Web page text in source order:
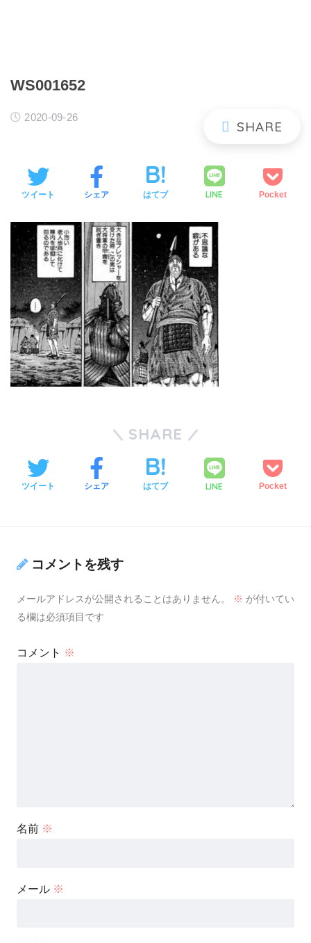
WS001652
2020-09-26
ツイート シェア はてブ LINE Pocket
SHARE
ツイート シェア はてブ LINE Pocket
コメントを残す
メールアドレスが公開されることはありません。 ※ が付いてい
る欄は必須項目です
コメント ※
名前 ※
メール ※